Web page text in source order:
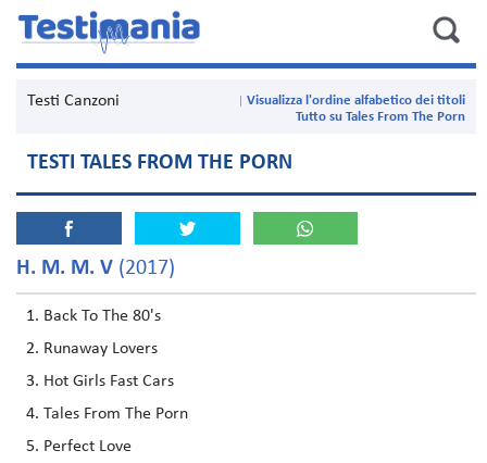
Testi Canzoni
Visualizza l'ordine alfabetico dei titoli
Tutto su Tales From The Porn
TESTI TALES FROM THE PORN
H. M. M. V (2017)
Back To The 80's
Runaway Lovers
Hot Girls Fast Cars
Tales From The Porn
Perfect Love